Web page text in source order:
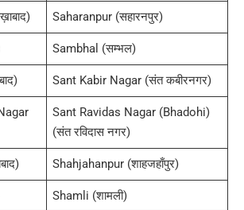
Saharanpur (सहारनपुर)
Sambhal (सम्भल)
Sant Kabir Nagar (संत कबीरनगर)
Sant Ravidas Nagar (Bhadohi)
(संत रविदास नगर)
Shahjahanpur (शाहजहाँपुर)
Shamli (शामली)